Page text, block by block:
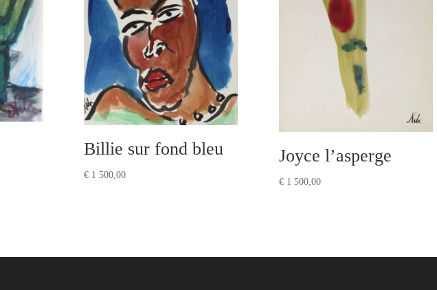
Billie sur fond bleu
€1 500,00
Joyce l’asperge
€1 500,00